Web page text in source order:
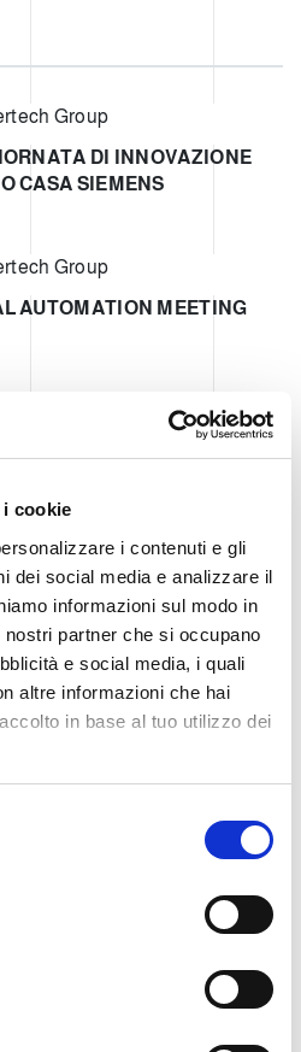
cookie
i contenuti e gli
dei social media e analizzare il
informazioni sul modo in
partner che si occupano
e social media, i quali
altre informazioni che hai
in base al tuo utilizzo dei
Group
DI INNOVAZIONE
CASA SIEMENS
Group
AUTOMATION MEETING
LA NOSTRA
Group
APERTE
I LAVORATORI
NO.